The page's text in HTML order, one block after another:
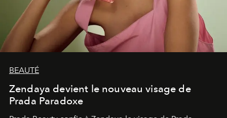
BEAUTÉ
Zendaya devient le nouveau visage de
Prada Paradoxe